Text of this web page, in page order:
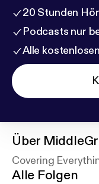
20 Stunden
Podcasts nur
Alle
Über
Covering
Alle Folgen